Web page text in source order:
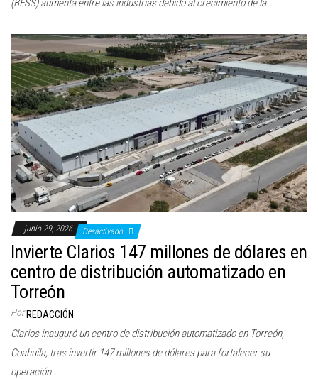
(BESS) aumenta entre las industrias debido al crecimiento de la…
junio 29, 2026 Desactivado
Invierte Clarios 147 millones de dólares en
centro de distribución automatizado en
Torreón
Por REDACCIÓN
Clarios inauguró un centro de distribución automatizado en Torreón,
Coahuila, tras invertir 147 millones de dólares para fortalecer su
operación…